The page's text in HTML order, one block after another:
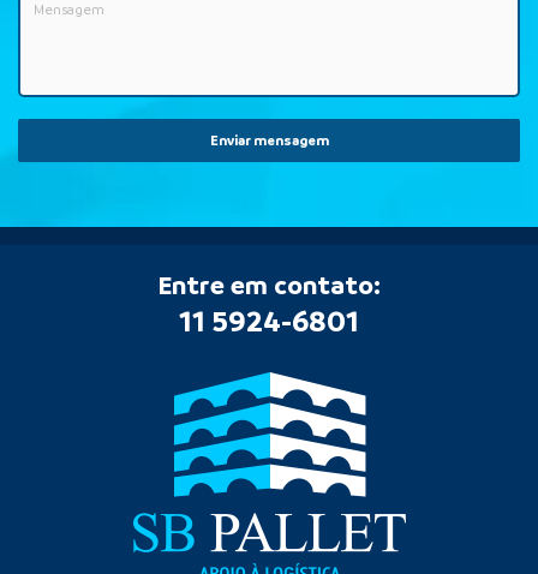
Enviar mensagem
Entre em contato:
11 5924-6801